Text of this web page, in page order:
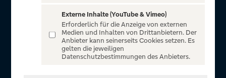
für alle Kunden der Volksbanken Raiffeisenbanken. Auf
unserem einzigartigen Portal finden Sie Tickets für
atemberaubende Konzerte, Musicals und Shows, die
Fußball-Bundesliga sowie die Champions League und die
Externe Inhalte (YouTube & Vimeo)
Erforderlich für die Anzeige von externen
Medien und Inhalten von Drittanbietern. Der
Anbieter kann seinerseits Cookies setzen. Es
gelten die jeweiligen
Datenschutzbestimmungen des Anbieters.